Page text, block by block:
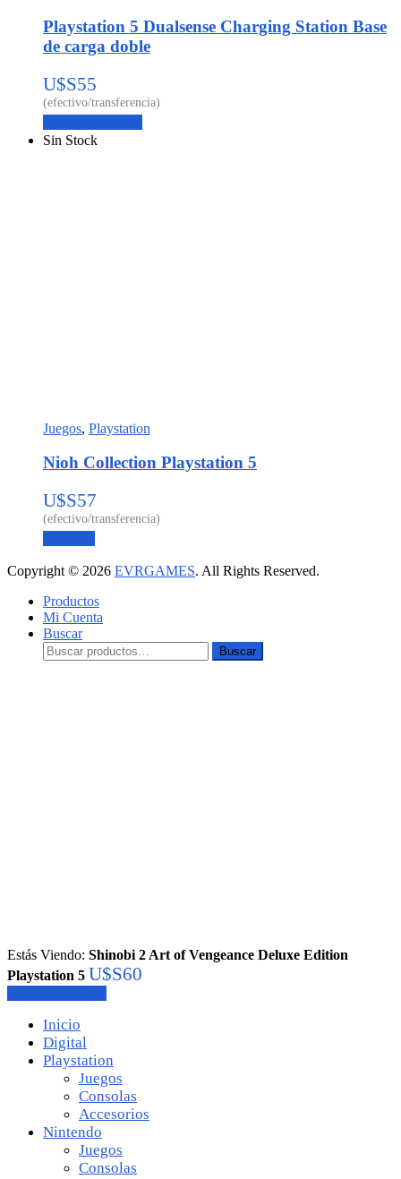
Playstation 5 Dualsense Charging Station Base
de carga doble
U$S55
Sin Stock
Juegos, Playstation
Nioh Collection Playstation 5
U$S57
Copyright © 2026 EVRGAMES. All Rights Reserved.
Productos
Mi Cuenta
Buscar
Buscar:
Buscar
Estás Viendo: Shinobi 2 Art of Vengeance Deluxe Edition
Playstation 5 U$S60
Inicio
Digital
Playstation
Juegos
Consolas
Accesorios
Nintendo
Juegos
Consolas